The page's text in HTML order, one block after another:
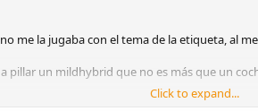
me la jugaba con el tema de la etiqueta, al
pillar un mildhybrid que no es más que un
Click to expand...